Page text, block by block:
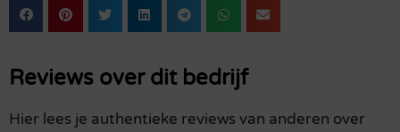
Reviews over dit bedrijf
Hier lees je authentieke reviews van anderen over